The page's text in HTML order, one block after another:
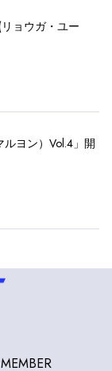
ョウガ・ユー
ルヨン）Vol.4」開
MEMBER